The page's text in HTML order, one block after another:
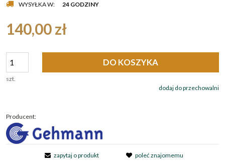
WYSYŁKA W:
24 GODZINY
140,00 zł
szt.
DO KOSZYKA
dodaj do przechowalni
Producent:
zapytaj o produkt poleć znajomemu